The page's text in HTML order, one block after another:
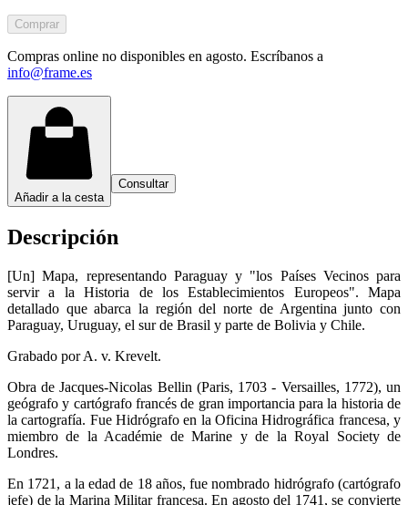
Comprar
Compras online no disponibles en agosto. Escríbanos a
info@frame.es
Añadir a la cesta
Consultar
Descripción
[Un] Mapa, representando Paraguay y "los Países Vecinos para
servir a la Historia de los Establecimientos Europeos". Mapa
detallado que abarca la región del norte de Argentina junto con
Paraguay, Uruguay, el sur de Brasil y parte de Bolivia y Chile.
Grabado por A. v. Krevelt.
Obra de Jacques-Nicolas Bellin (Paris, 1703 - Versailles, 1772), un
geógrafo y cartógrafo francés de gran importancia para la historia de
la cartografía. Fue Hidrógrafo en la Oficina Hidrográfica francesa, y
miembro de la Académie de Marine y de la Royal Society de
Londres.
En 1721, a la edad de 18 años, fue nombrado hidrógrafo (cartógrafo
jefe) de la Marina Militar francesa. En agosto del 1741, se convierte